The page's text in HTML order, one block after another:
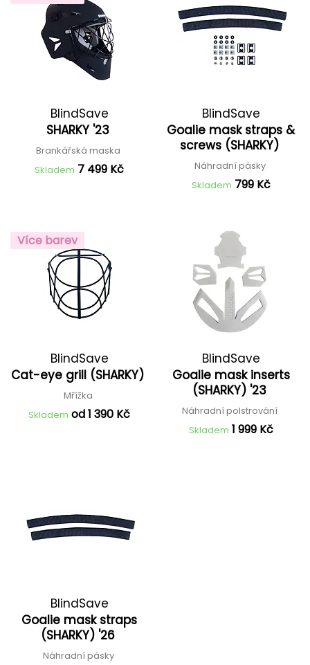
BlindSave
SHARKY '23
Brankářská maska
Skladem 7 499 Kč
BlindSave
Goalie mask straps &
screws (SHARKY)
Náhradní pásky
Skladem 799 Kč
Více barev
BlindSave
Cat-eye grill (SHARKY)
Mřížka
Skladem od 1 390 Kč
BlindSave
Goalie mask inserts
(SHARKY) '23
Náhradní polstrování
Skladem 1 999 Kč
BlindSave
Goalie mask straps
(SHARKY) '26
Náhradní pásky